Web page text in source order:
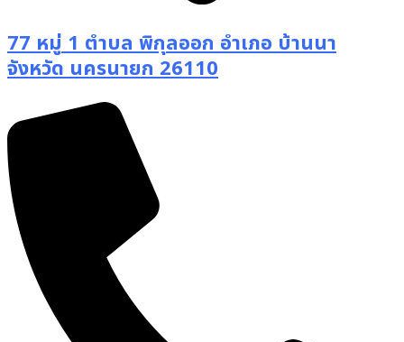
77 หมู่ 1 ตำบล พิกุลออก อำเภอ บ้านนา
จังหวัด นครนายก 26110